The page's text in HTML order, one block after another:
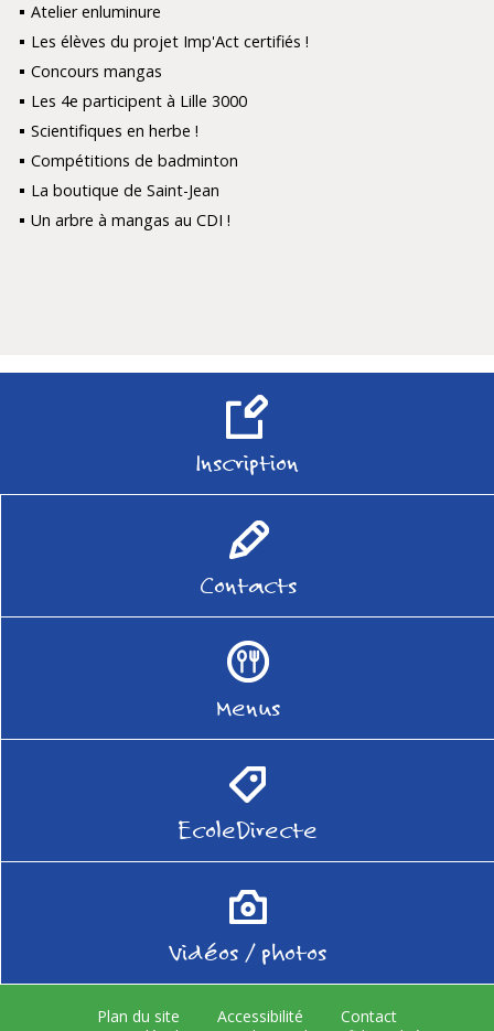
Atelier enluminure
Les élèves du projet Imp'Act certifiés !
Concours mangas
Les 4e participent à Lille 3000
Scientifiques en herbe !
Compétitions de badminton
La boutique de Saint-Jean
Un arbre à mangas au CDI !
Inscription
Contacts
Menus
EcoleDirecte
Vidéos / photos
Plan du site Accessibilité
Contact